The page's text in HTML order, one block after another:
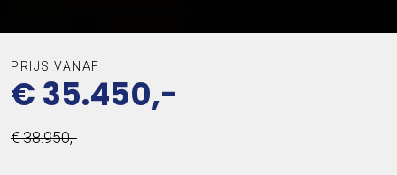
PRIJS VANAF
€ 35.450,-
€ 38.950,-